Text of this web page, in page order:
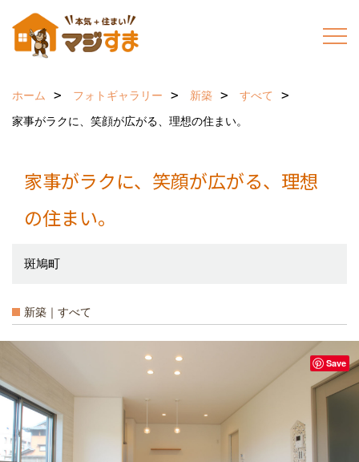
ホーム フォトギャラリー 新築
すべて
家事がラクに、笑顔が広がる、理想の住まい。
家事がラクに、笑顔が広がる、理想
の住まい。
斑鳩町
新築｜すべて
Save